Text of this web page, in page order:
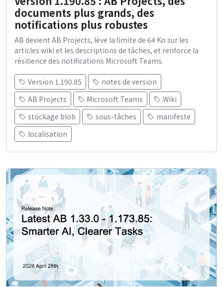
documents plus grands, des
notifications plus robustes
AB devient AB Projects, lève la limite de 64 Ko sur les
articles wiki et les descriptions de tâches, et renforce la
résilience des notifications Microsoft Teams.
Version 1.190.85
notes de version
AB Projects
Microsoft Teams
Wiki
stockage blob
sous-tâches
manifeste
localisation